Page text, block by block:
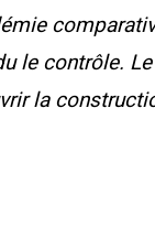
le contrôle.
la